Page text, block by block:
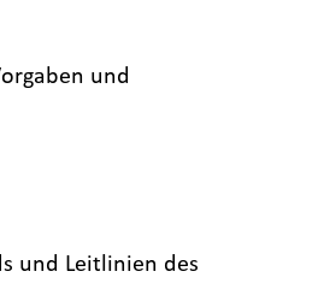
und
und Leitlinien des